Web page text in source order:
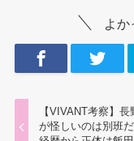
よか
【VIVANT考察】長
が怪しいのは別班